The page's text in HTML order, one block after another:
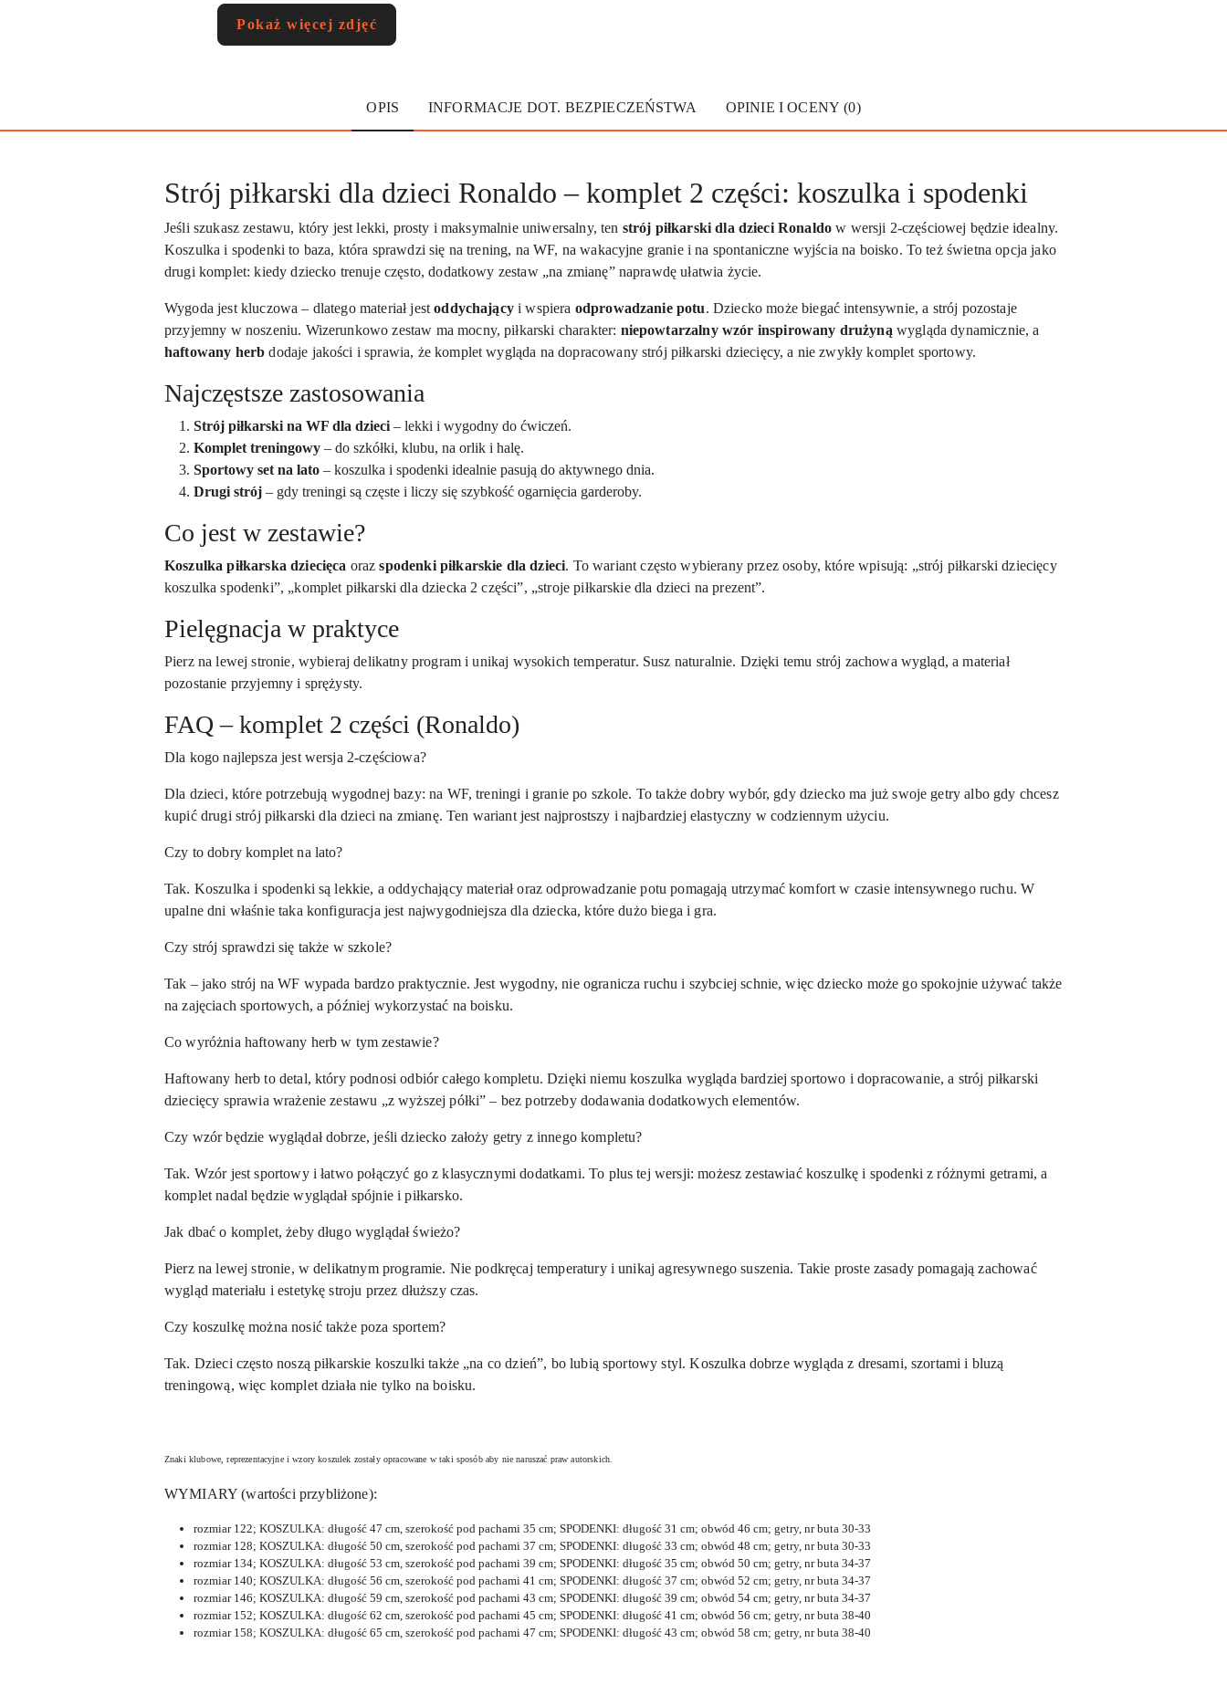
Pokaż więcej zdjęć
OPIS INFORMACJE DOT. BEZPIECZEŃSTWA OPINIE I OCENY (0)
Strój piłkarski dla dzieci Ronaldo – komplet 2 części: koszulka i spodenki
Jeśli szukasz zestawu, który jest lekki, prosty i maksymalnie uniwersalny, ten strój piłkarski dla dzieci Ronaldo w wersji 2-częściowej będzie idealny.
Koszulka i spodenki to baza, która sprawdzi się na trening, na WF, na wakacyjne granie i na spontaniczne wyjścia na boisko. To też świetna opcja jako
drugi komplet: kiedy dziecko trenuje często, dodatkowy zestaw „na zmianę” naprawdę ułatwia życie.
Wygoda jest kluczowa – dlatego materiał jestoddychającyi wspiera odprowadzanie potu. Dziecko może biegać intensywnie, a strój pozostaje
przyjemny w noszeniu. Wizerunkowo zestaw ma mocny, piłkarski charakter: niepowtarzalny wzór inspirowany drużyną wygląda dynamicznie, a
haftowany herb dodaje jakości i sprawia, że komplet wygląda na dopracowany strój piłkarski dziecięcy, a nie zwykły komplet sportowy.
Najczęstsze zastosowania
Strój piłkarski na WF dla dzieci – lekki i wygodny do ćwiczeń.
Komplet treningowy – do szkółki, klubu, na orlik i halę.
Sportowy set na lato – koszulka i spodenki idealnie pasują do aktywnego dnia.
Drugi strój – gdy treningi są częste i liczy się szybkość ogarnięcia garderoby.
Co jest w zestawie?
Koszulka piłkarska dziecięca orazspodenki piłkarskie dla dzieci. To wariant często wybierany przez osoby, które wpisują: „strój piłkarski dziecięcy
koszulka spodenki”, „komplet piłkarski dla dziecka 2 części”, „stroje piłkarskie dla dzieci na prezent”.
Pielęgnacja w praktyce
Pierz na lewej stronie, wybieraj delikatny program i unikaj wysokich temperatur. Susz naturalnie. Dzięki temu strój zachowa wygląd, a materiał
pozostanie przyjemny i sprężysty.
FAQ – komplet 2 części (Ronaldo)
Dla kogo najlepsza jest wersja 2-częściowa?
Dla dzieci, które potrzebują wygodnej bazy: na WF, treningi i granie po szkole. To także dobry wybór, gdy dziecko ma już swoje getry albo gdy chcesz
kupić drugi strój piłkarski dla dzieci na zmianę. Ten wariant jest najprostszy i najbardziej elastyczny w codziennym użyciu.
Czy to dobry komplet na lato?
Tak. Koszulka i spodenki są lekkie, a oddychający materiał oraz odprowadzanie potu pomagają utrzymać komfort w czasie intensywnego ruchu. W
upalne dni właśnie taka konfiguracja jest najwygodniejsza dla dziecka, które dużo biega i gra.
Czy strój sprawdzi się także w szkole?
Tak – jako strój na WF wypada bardzo praktycznie. Jest wygodny, nie ogranicza ruchu i szybciej schnie, więc dziecko może go spokojnie używać także
na zajęciach sportowych, a później wykorzystać na boisku.
Co wyróżnia haftowany herb w tym zestawie?
Haftowany herb to detal, który podnosi odbiór całego kompletu. Dzięki niemu koszulka wygląda bardziej sportowo i dopracowanie, a strój piłkarski
dziecięcy sprawia wrażenie zestawu „z wyższej półki” – bez potrzeby dodawania dodatkowych elementów.
Czy wzór będzie wyglądał dobrze, jeśli dziecko założy getry z innego kompletu?
Tak. Wzór jest sportowy i łatwo połączyć go z klasycznymi dodatkami. To plus tej wersji: możesz zestawiać koszulkę i spodenki z różnymi getrami, a
komplet nadal będzie wyglądał spójnie i piłkarsko.
Jak dbać o komplet, żeby długo wyglądał świeżo?
Pierz na lewej stronie, w delikatnym programie. Nie podkręcaj temperatury i unikaj agresywnego suszenia. Takie proste zasady pomagają zachować
wygląd materiału i estetykę stroju przez dłuższy czas.
Czy koszulkę można nosić także poza sportem?
Tak. Dzieci często noszą piłkarskie koszulki także „na co dzień”, bo lubią sportowy styl. Koszulka dobrze wygląda z dresami, szortami i bluzą
treningową, więc komplet działa nie tylko na boisku.
Znaki klubowe, reprezentacyjne i wzory koszulek zostały opracowane w taki sposób aby nie naruszać praw autorskich.
WYMIARY (wartości przybliżone):
rozmiar 122; KOSZULKA: długość 47 cm, szerokość pod pachami 35 cm; SPODENKI: długość 31 cm; obwód 46 cm; getry, nr buta 30-33
rozmiar 128; KOSZULKA: długość 50 cm, szerokość pod pachami 37 cm; SPODENKI: długość 33 cm; obwód 48 cm; getry, nr buta 30-33
rozmiar 134; KOSZULKA: długość 53 cm, szerokość pod pachami 39 cm; SPODENKI: długość 35 cm; obwód 50 cm; getry, nr buta 34-37
rozmiar 140; KOSZULKA: długość 56 cm, szerokość pod pachami 41 cm; SPODENKI: długość 37 cm; obwód 52 cm; getry, nr buta 34-37
rozmiar 146; KOSZULKA: długość 59 cm, szerokość pod pachami 43 cm; SPODENKI: długość 39 cm; obwód 54 cm; getry, nr buta 34-37
rozmiar 152; KOSZULKA: długość 62 cm, szerokość pod pachami 45 cm; SPODENKI: długość 41 cm; obwód 56 cm; getry, nr buta 38-40
rozmiar 158; KOSZULKA: długość 65 cm, szerokość pod pachami 47 cm; SPODENKI: długość 43 cm; obwód 58 cm; getry, nr buta 38-40